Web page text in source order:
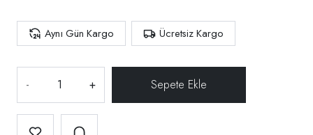
Aynı Gün Kargo Ücretsiz Kargo
- +